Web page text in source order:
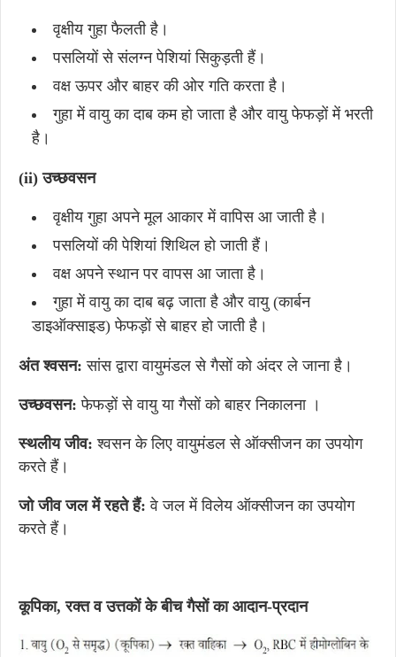
वृक्षीय गुहा फैलती है।
पसलियों से संलग्न पेशियां सिकुड़ती हैं।
वक्ष ऊपर और बाहर की ओर गति करता है।
गुहा में वायु का दाब कम हो जाता है और वायु फेफड़ों में भरती
है।
(ii) उच्छवसन
वृक्षीय गुहा अपने मूल आकार में वापिस आ जाती है।
पसलियों की पेशियां शिथिल हो जाती हैं।
वक्ष अपने स्थान पर वापस आ जाता है।
गुहा में वायु का दाब बढ़ जाता है और वायु (कार्बन
डाइऑक्साइड) फेफड़ों से बाहर हो जाती है।
अंत श्वसन: सांस द्वारा वायुमंडल से गैसों को अंदर ले जाना है।
उच्छवसन: फेफड़ों से वायु या गैसों को बाहर निकालना ।
स्थलीय जीव: श्वसन के लिए वायुमंडल से ऑक्सीजन का उपयोग
करते हैं।
जो जीव जल में रहते हैं: वे जल में विलेय ऑक्सीजन का उपयोग
करते हैं।
कूपिका, रक्त व उत्तकों के बीच गैसों का आदान-प्रदान